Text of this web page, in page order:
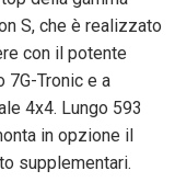
S, che è realizzato
con il potente
7G-Tronic e a
4x4. Lungo 593
in opzione il
supplementari.